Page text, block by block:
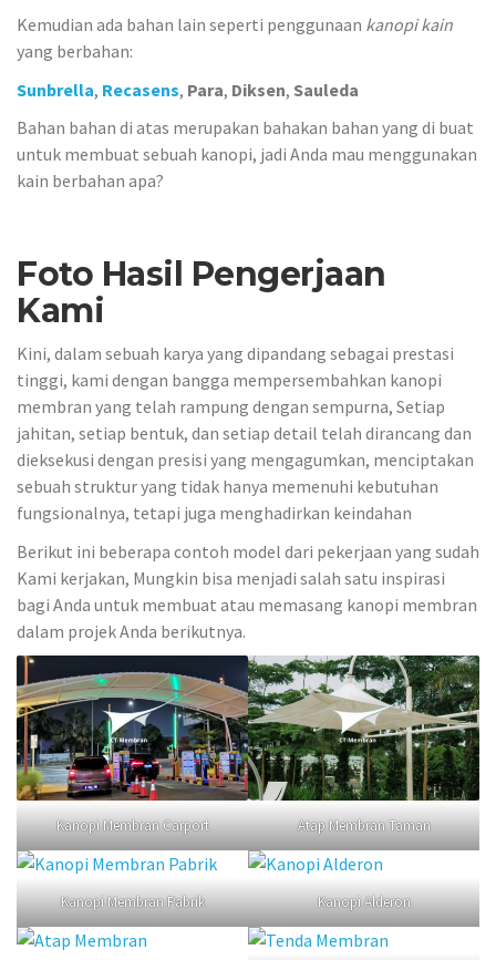
Kemudian ada bahan lain seperti penggunaan kanopi kain
yang berbahan:
Sunbrella, Recasens, Para, Diksen, Sauleda
Bahan bahan di atas merupakan bahakan bahan yang di buat
untuk membuat sebuah kanopi, jadi Anda mau menggunakan
kain berbahan apa?
Foto Hasil Pengerjaan
Kami
Kini, dalam sebuah karya yang dipandang sebagai prestasi
tinggi, kami dengan bangga mempersembahkan kanopi
membran yang telah rampung dengan sempurna, Setiap
jahitan, setiap bentuk, dan setiap detail telah dirancang dan
dieksekusi dengan presisi yang mengagumkan, menciptakan
sebuah struktur yang tidak hanya memenuhi kebutuhan
fungsionalnya, tetapi juga menghadirkan keindahan
Berikut ini beberapa contoh model dari pekerjaan yang sudah
Kami kerjakan, Mungkin bisa menjadi salah satu inspirasi
bagi Anda untuk membuat atau memasang kanopi membran
dalam projek Anda berikutnya.
Kanopi Membran Carport Atap Membran Taman
Kanopi Membran Pabrik Kanopi Alderon